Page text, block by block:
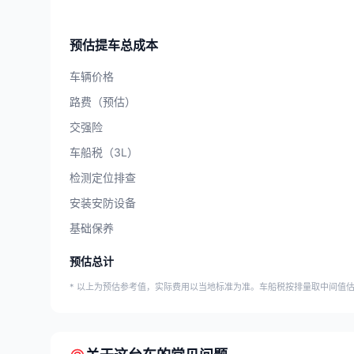
预估提车总成本
车辆价格
路费（预估）
交强险
车船税（3L）
检测定位排查
安装安防设备
基础保养
预估总计
* 以上为预估参考值，实际费用以当地标准为准。车船税按排量取中间值